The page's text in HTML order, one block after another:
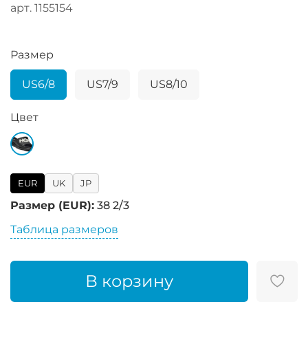
арт. 1155154
Таблица размеров
В корзину
Размер
US6/8 US7/9 US8/10
Цвет
EUR UK JP
Размер (EUR): 38 2/3